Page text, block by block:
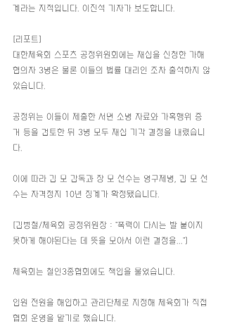
계라는 지적입니다. 이진석 기자가 보도합니다.
[리포트]
대한체육회 스포츠 공정위원회에는 재심을 신청한 가해
혐의자 3명은 물론 이들의 법률 대리인 조차 출석하지 않
았습니다.
공정위는 이들이 제출한 서면 소명 자료와 가혹행위 증
거 등을 검토한 뒤 3명 모두 재심 기각 결정을 내렸습니
다.
이에 따라 김 모 감독과 장 모 선수는 영구제명, 김 모 선
수는 자격정지 10년 징계가 확정됐습니다.
[김병철/체육회 공정위원장 : "폭력이 다시는 발 붙이지
못하게 해야된다는 데 뜻을 모아서 이런 결정을..."]
체육회는 철인3종협회에도 책임을 물었습니다.
임원 전원을 해임하고 관리단체로 지정해 체육회가 직접
협회 운영을 맡기로 했습니다.